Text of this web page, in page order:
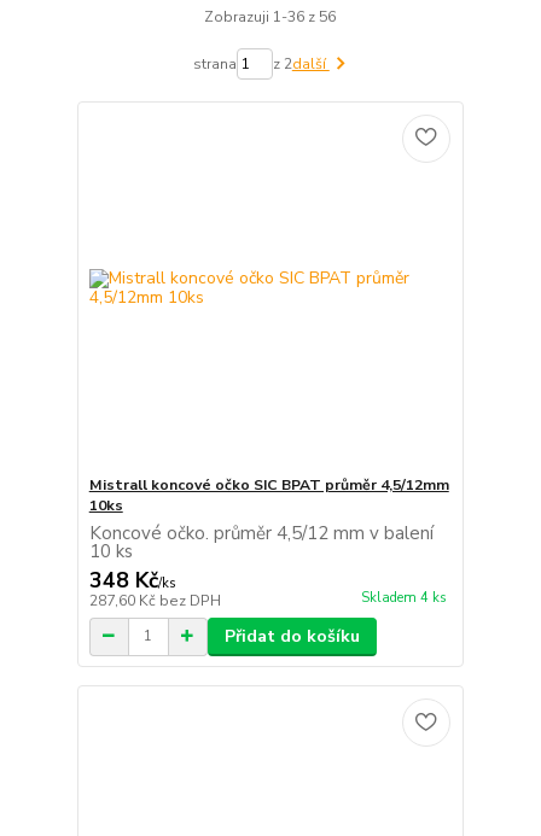
Zobrazuji 1-36 z 56
strana z 2další
Mistrall koncové očko SIC BPAT průměr 4,5/12mm
10ks
Koncové očko. průměr 4,5/12 mm v balení
10 ks
348 Kč/ks
287,60 Kč bez DPH Skladem 4 ks
Přidat do košíku